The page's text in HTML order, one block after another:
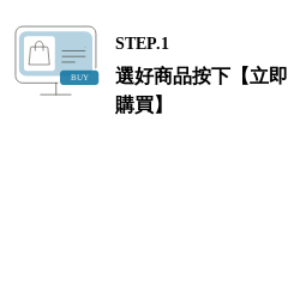
STEP.1
選好商品按下【立即
購買】